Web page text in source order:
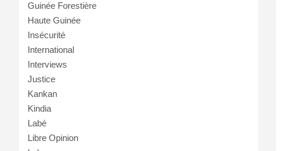
Guinée Forestière
Haute Guinée
Insécurité
International
Interviews
Justice
Kankan
Kindia
Labé
Libre Opinion